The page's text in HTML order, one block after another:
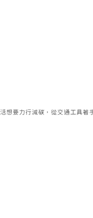
要力行減碳，從交通工具